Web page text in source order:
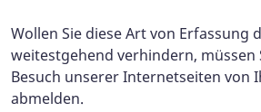
Wollen Sie diese Art von Erfassung
weitestgehend verhindern, müssen
Besuch unserer Internetseiten von
abmelden.